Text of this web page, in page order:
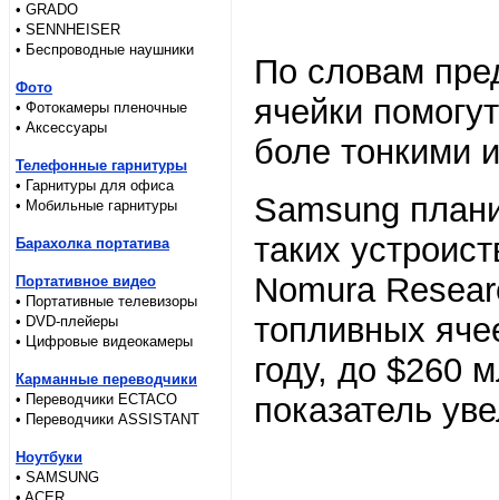
• GRADO
• SENNHEISER
• Беспроводные наушники
Фото
• Фотокамеры пленочные
• Аксессуары
Телефонные гарнитуры
• Гарнитуры для офиса
• Мобильные гарнитуры
Барахолка портатива
Портативное видео
• Портативные телевизоры
• DVD-плейеры
• Цифровые видеокамеры
Карманные переводчики
• Переводчики ECTACO
• Переводчики ASSISTANT
Ноутбуки
• SAMSUNG
По словам
ячейки
боле тонкими
Samsung
таких
Nomura
топливных
году, до $260
показатель